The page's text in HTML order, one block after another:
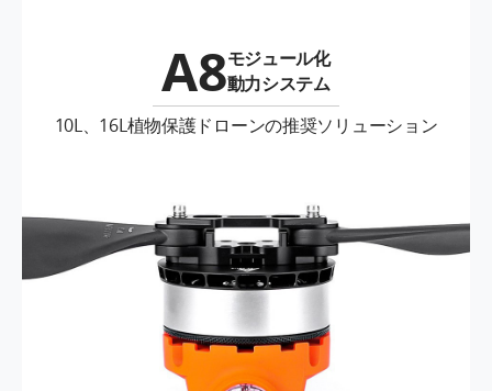
A8モジュール化
動力システム
10L、16L植物保護ドローンの推奨ソリューション